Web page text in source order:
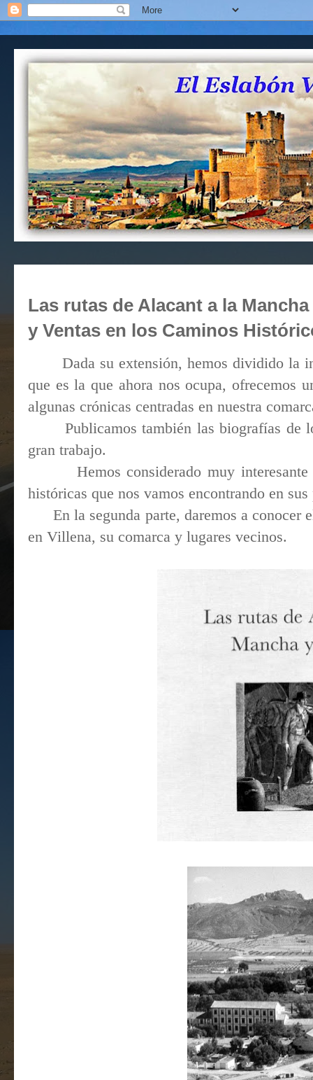
Las rutas de Alacant a la
y Ventas en los Caminos
Dada su extensión, hemos dividido la
que es la que ahora nos ocupa, ofrecemos
algunas crónicas centradas en nuestra
Publicamos también las biografías de
gran trabajo.
Hemos considerado muy
históricas que nos vamos encontrando en sus
En la segunda parte, daremos a conocer
en Villena, su comarca y lugares vecinos.